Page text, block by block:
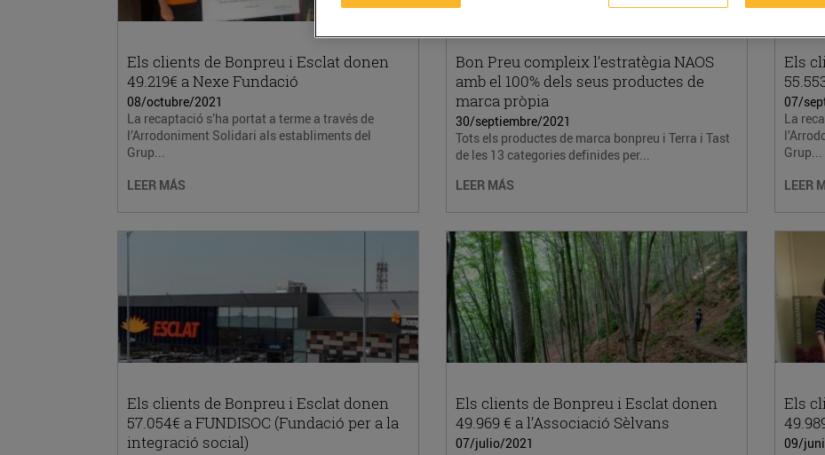
Els clients de Bonpreu i Esclat donen
49.219€ a Nexe Fundació
08/octubre/2021
La recaptació s’ha portat a terme a través de
l’Arrodoniment Solidari als establiments del
Grup...
LEER MÁS
Bon Preu compleix l’estratègia NAOS
amb el 100% dels seus productes de
marca pròpia
30/septiembre/2021
Tots els productes de marca bonpreu i Terra i Tast
de les 13 categories definides per...
LEER MÁS
Els
07/
La
Grup...
LEER
Els clients de Bonpreu i Esclat donen
57.054€ a FUNDISOC (Fundació per a la
integració social)
Els clients de Bonpreu i Esclat donen
49.969 € a l’Associació Sèlvans
07/julio/2021
Els
09/